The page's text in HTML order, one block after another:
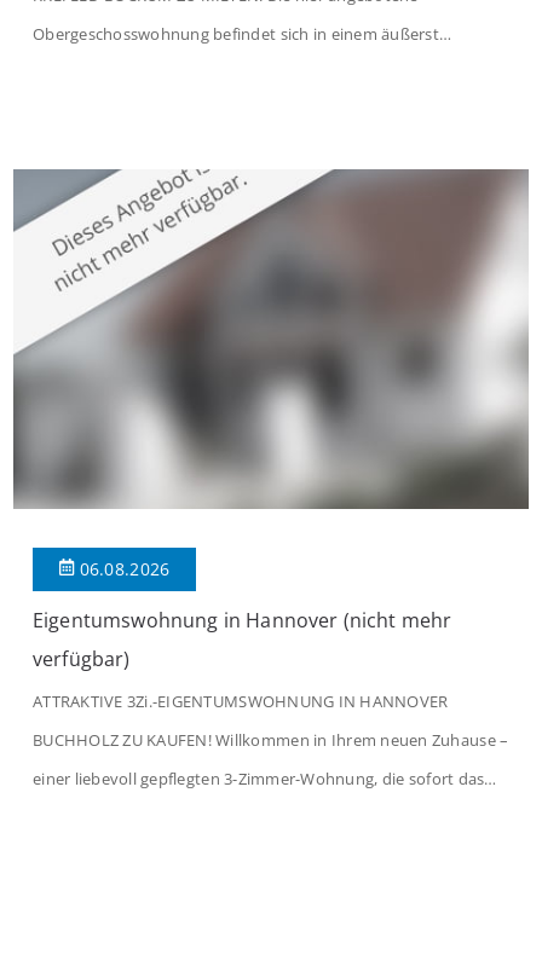
Obergeschosswohnung befindet sich in einem äußerst
großzügige Räume und eine hochwertige Ausstattung, die
modernen Wohnkomfort mit einem stilvollen Ambiente
verbindet. Der […]
06.08.2026
Eigentumswohnung in Hannover (nicht mehr
verfügbar)
ATTRAKTIVE 3Zi.-EIGENTUMSWOHNUNG IN HANNOVER
BUCHHOLZ ZU KAUFEN! Willkommen in Ihrem neuen Zuhause –
einer liebevoll gepflegten 3-Zimmer-Wohnung, die sofort das